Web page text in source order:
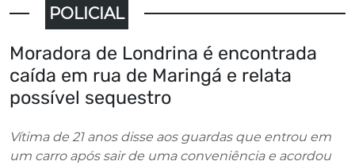
POLICIAL
Moradora de Londrina é encontrada
caída em rua de Maringá e relata
possível sequestro
Vítima de 21 anos disse aos guardas que entrou em
um carro após sair de uma conveniência e acordou